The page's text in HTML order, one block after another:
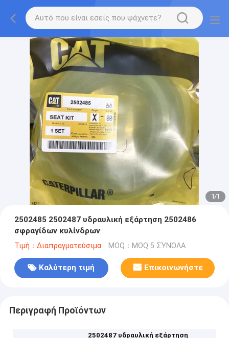
1/1
2502485 2502487 υδραυλική εξάρτηση 2502486
σφραγίδων κυλίνδρων
Τιμή：Διαπραγματεύσιμα MOQ：MOQ 5 ΣΎΝΟΛΑ
Καλύτερη τιμή Επικοινωνήστε
Περιγραφή Προϊόντων
2502487 υδραυλική εξάρτηση